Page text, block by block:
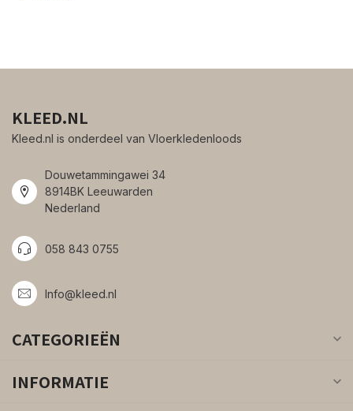
KLEED.NL
Kleed.nl is onderdeel van Vloerkledenloods
Douwetammingawei 34
8914BK Leeuwarden
Nederland
058 843 0755
Info@kleed.nl
CATEGORIEËN
INFORMATIE